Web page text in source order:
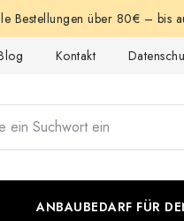
Bestellungen über 80€ – bis
Kontakt
ANBAUBEDARF FÜR